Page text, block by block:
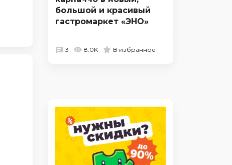
большой и красивый
гастромаркет «ЭНО»
3 8.0K В избранное